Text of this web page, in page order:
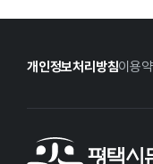
개인정보처리방침이용